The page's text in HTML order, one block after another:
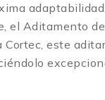
el Aditamento
este